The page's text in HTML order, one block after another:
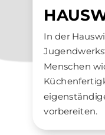
In der
Menschen
vorbereiten.